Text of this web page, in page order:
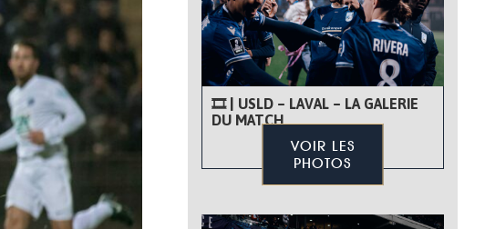
🎞 | USLD – LAVAL – LA GALERIE
DU MATCH
VOIR LES
PHOTOS